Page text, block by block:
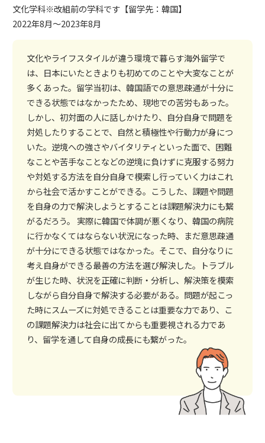
文化学科※改組前の学科です【留学先：韓国】
2022年8月～2023年8月
文化やライフスタイルが違う環境で暮らす海外留学で
は、日本にいたときよりも初めてのことや大変なことが
多くあった。留学当初は、韓国語での意思疎通が十分に
できる状態ではなかったため、現地での苦労もあった。
しかし、初対面の人に話しかけたり、自分自身で問題を
対処したりすることで、自然と積極性や行動力が身につ
いた。逆境への強さやバイタリティといった面で、困難
なことや苦手なことなどの逆境に負けずに克服する努力
や対処する方法を自分自身で模索し行っていく力はこれ
から社会で活かすことができる。こうした、課題や問題
を自身の力で解決しようとすることは課題解決力にも繋
がるだろう。 実際に韓国で体調が悪くなり、韓国の病院
に行かなくてはならない状況になった時、まだ意思疎通
が十分にできる状態ではなかった。そこで、自分なりに
考え自身ができる最善の方法を選び解決した。トラブル
が生じた時、状況を正確に判断・分析し、解決策を模索
しながら自分自身で解決する必要がある。問題が起こっ
た時にスムーズに対処できることは重要な力であり、こ
の課題解決力は社会に出てからも重要視される力であ
り、留学を通して自身の成長にも繋がった。